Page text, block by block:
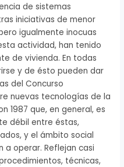
de sistemas
iniciativas de menor
igualmente inocuas
actividad, han tenido
de vivienda. En todas
y de ésto pueden dar
del Concurso
nuevas tecnologías de la
1987 que, en general, es
débil entre éstas,
y el ámbito social
a operar. Reflejan casi
técnicas,